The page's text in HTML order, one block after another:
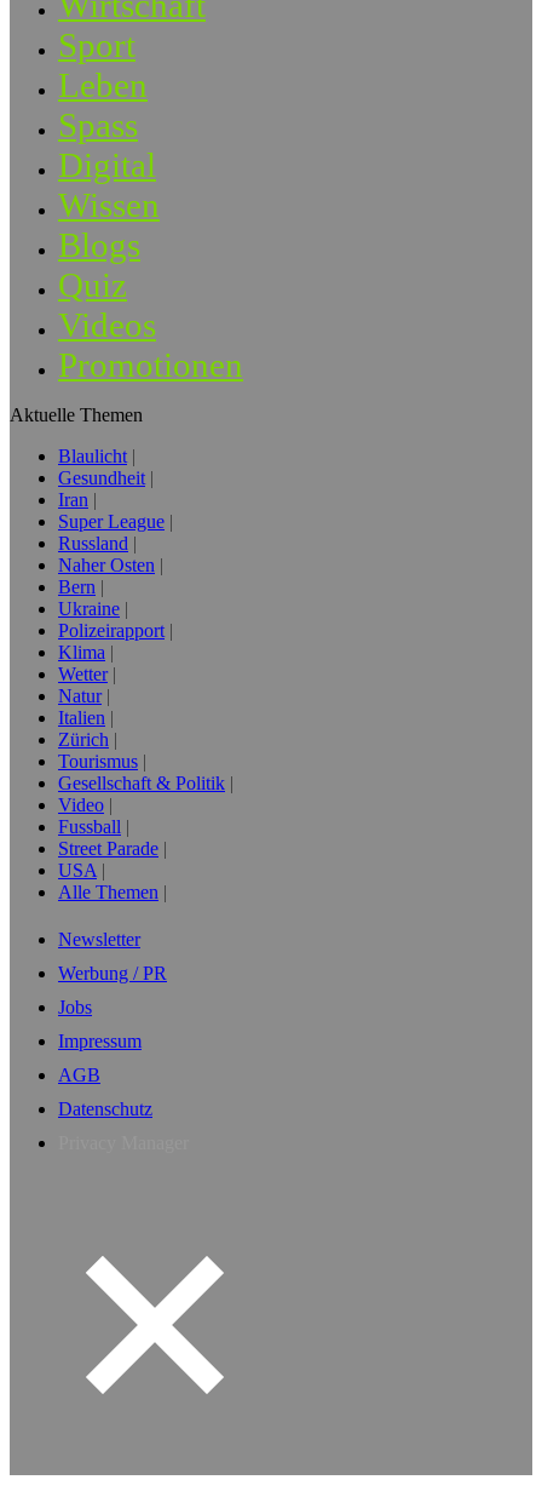
Sport
Leben
Spass
Digital
Wissen
Blogs
Quiz
Videos
Promotionen
Aktuelle Themen
Blaulicht
Gesundheit
Iran
Super League
Russland
Naher Osten
Bern
Ukraine
Polizeirapport
Klima
Wetter
Natur
Italien
Zürich
Tourismus
Gesellschaft & Politik
Video
Fussball
Street Parade
USA
Alle Themen
Newsletter
Werbung / PR
Jobs
Impressum
AGB
Datenschutz